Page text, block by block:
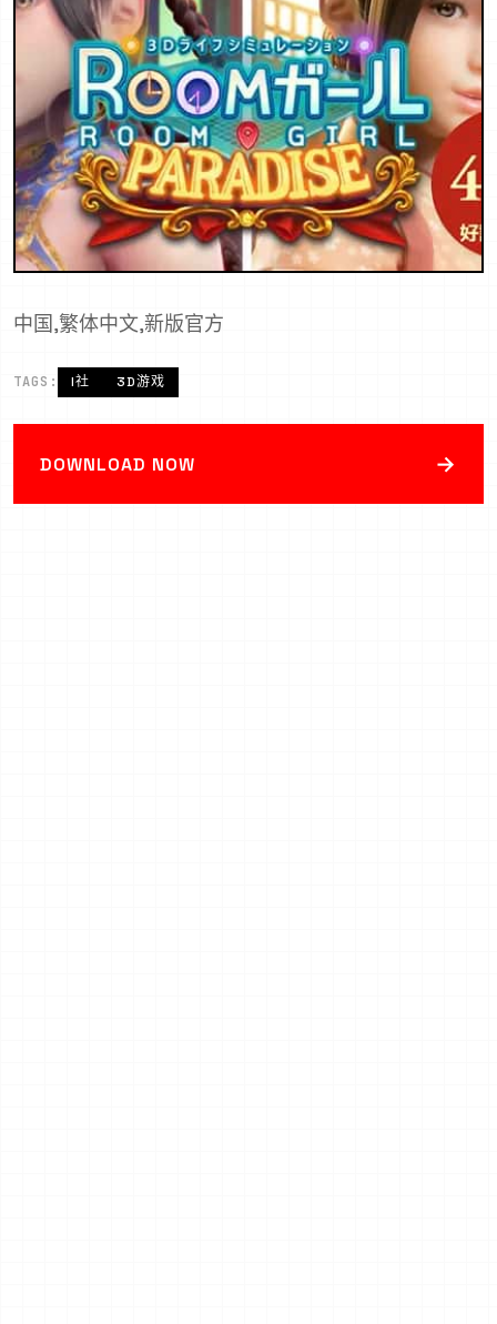
中国,繁体中文,新版官方
TAGS: I社 3D游戏
DOWNLOAD NOW →